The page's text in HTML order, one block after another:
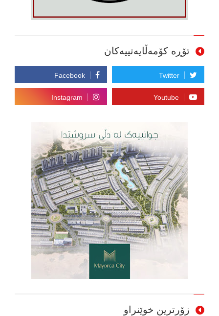
تۆڕە کۆمەڵایەتییەکان
زۆرترین خوێنراو